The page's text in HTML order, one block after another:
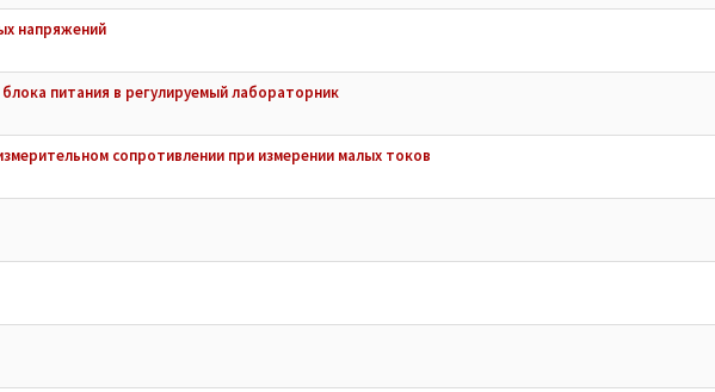
напряжений
питания в регулируемый лабораторник
сопротивлении при измерении малых токов